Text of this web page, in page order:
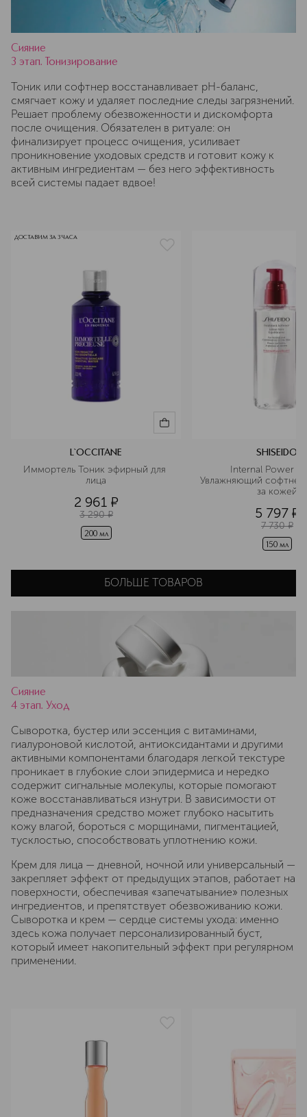
Сияние
3 этап. Тонизирование
Тоник или софтнер восстанавливает pH-баланс,
смягчает кожу и удаляет последние следы загрязнений.
Решает проблему обезвоженности и дискомфорта
после очищения. Обязателен в ритуале: он
финализирует процесс очищения, усиливает
проникновение уходовых средств и готовит кожу к
активным ингредиентам — без него эффективность
всей системы падает вдвое!
ДОСТАВИМ ЗА 3 ЧАСА
L`OCCITANE
Иммортель Тоник эфирный для
лица
2 961 ¤
3 290 ¤
200 мл
SHISEIDO
Internal Power
Увлажняющий софтнер
за кожей
5 797 ¤
7 730 ¤
150 мл
БОЛЬШЕ ТОВАРОВ
Сияние
4 этап. Уход
Сыворотка, бустер или эссенция с витаминами,
гиалуроновой кислотой, антиоксидантами и другими
активными компонентами благодаря легкой текстуре
проникает в глубокие слои эпидермиса и нередко
содержит сигнальные молекулы, которые помогают
коже восстанавливаться изнутри. В зависимости от
предназначения средство может глубоко насытить
кожу влагой, бороться с морщинами, пигментацией,
тусклостью, способствовать уплотнению кожи.
Крем для лица — дневной, ночной или универсальный —
закрепляет эффект от предыдущих этапов, работает на
поверхности, обеспечивая «запечатывание» полезных
ингредиентов, и препятствует обезвоживанию кожи.
Сыворотка и крем — сердце системы ухода: именно
здесь кожа получает персонализированный буст,
который имеет накопительный эффект при регулярном
применении.